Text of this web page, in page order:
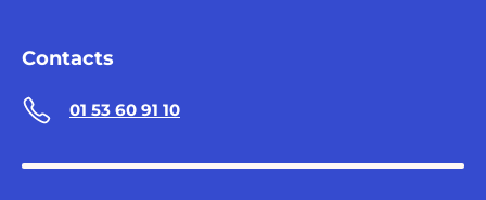
Contacts
01 53 60 91 10